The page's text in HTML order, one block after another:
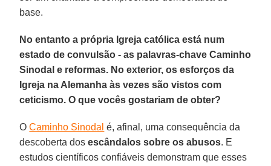
base.
No entanto a própria Igreja católica está num
estado de convulsão - as palavras-chave Caminho
Sinodal e reformas. No exterior, os esforços da
Igreja na Alemanha às vezes são vistos com
ceticismo. O que vocês gostariam de obter?
OCaminho Sinodal é, afinal, uma consequência da
descoberta dosescândalos sobre os abusos. E
estudos científicos confiáveis demonstram que esses